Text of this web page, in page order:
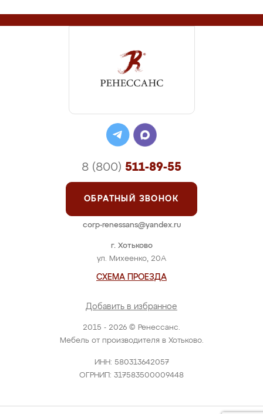
2015 - 2026 © Ренессанс.
Мебель от производителя в Хотьково.
ИНН: 580313642057
ОГРНИП: 317583500009448
г. Хотьково
ул. Михеенко, 20А
СХЕМА ПРОЕЗДА
Добавить в избранное
8 (800) 511-89-55
ОБРАТНЫЙ ЗВОНОК
corp-renessans@yandex.ru